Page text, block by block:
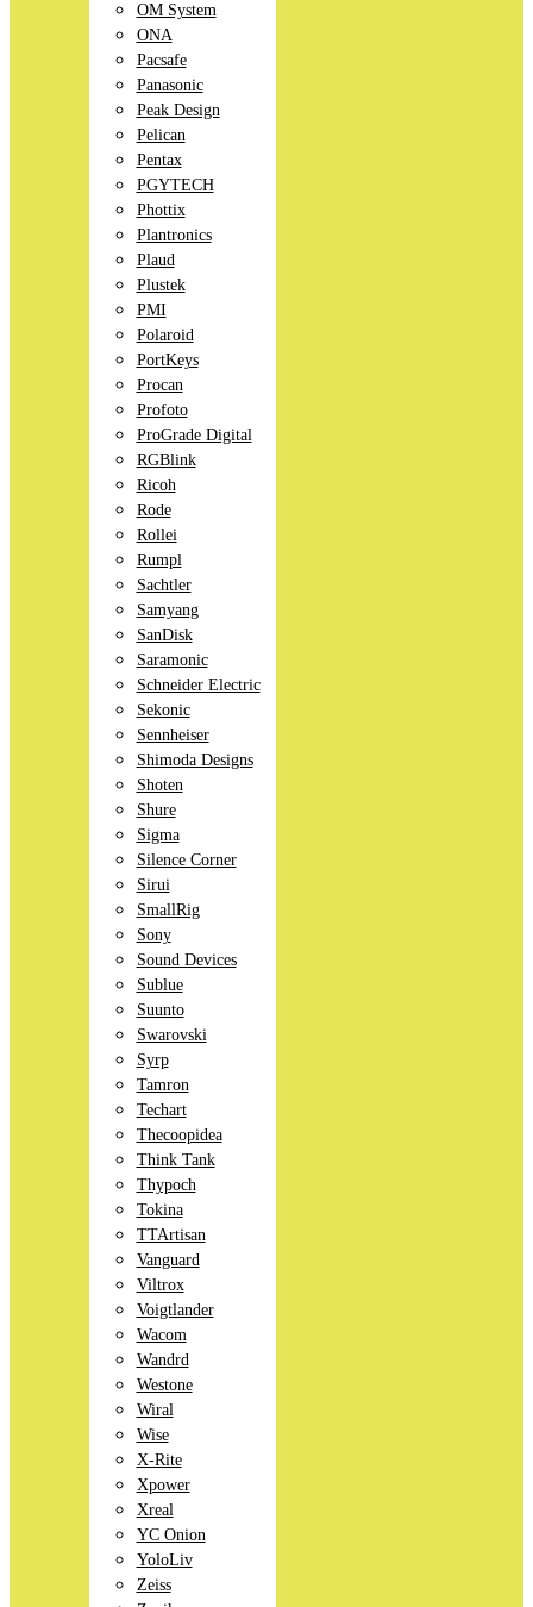
OM System
ONA
Pacsafe
Panasonic
Peak Design
Pelican
Pentax
PGYTECH
Phottix
Plantronics
Plaud
Plustek
PMI
Polaroid
PortKeys
Procan
Profoto
ProGrade Digital
RGBlink
Ricoh
Rode
Rollei
Rumpl
Sachtler
Samyang
SanDisk
Saramonic
Schneider Electric
Sekonic
Sennheiser
Shimoda Designs
Shoten
Shure
Sigma
Silence Corner
Sirui
SmallRig
Sony
Sound Devices
Sublue
Suunto
Swarovski
Syrp
Tamron
Techart
Thecoopidea
Think Tank
Thypoch
Tokina
TTArtisan
Vanguard
Viltrox
Voigtlander
Wacom
Wandrd
Westone
Wiral
Wise
X-Rite
Xpower
Xreal
YC Onion
YoloLiv
Zeiss